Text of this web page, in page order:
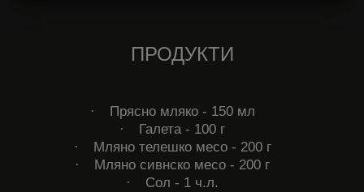
ПРОДУКТИ
·
Прясно мляко - 150 мл
·
Галета - 100 г
·
Мляно телешко месо - 200 г
·
Мляно сивнско месо - 200 г
·
Сол - 1 ч.л.